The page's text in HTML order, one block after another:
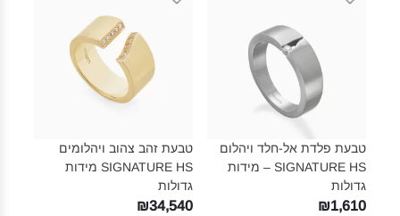
טבעת פלדת אל-חלד ויהלום
SIGNATURE HS – מידות
גדולות‎
₪1,610
טבעת זהב צהוב ויהלומים
SIGNATURE HS מידות
גדולות‎
₪34,540